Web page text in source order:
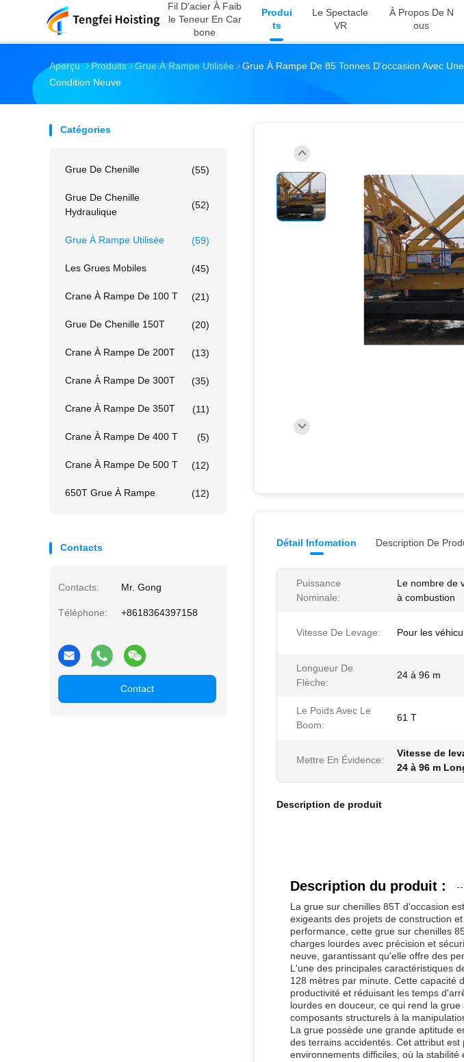
Fil D'acier À Faib
Le Teneur En Car
Bone
Produi
Ts
Le Spectacle
VR
À Propos De N
Ous
Aperçu Produits Grue À Rampe Utilisée
Grue À Rampe De 85 Tonnes D'occasion Avec
Condition Neuve
Catégories
Grue De Chenille (55)
Grue De Chenille
Hydraulique
(52)
Grue À Rampe Utilisée (59)
Les Grues Mobiles (45)
Crane À Rampe De 100 T (21)
Grue De Chenille 150T (20)
Crane À Rampe De 200T (13)
Crane À Rampe De 300T (35)
Crane À Rampe De 350T (11)
Crane À Rampe De 400 T (5)
Crane À Rampe De 500 T (12)
650T Grue À Rampe (12)
Contacts
Contacts: Mr. Gong
Téléphone: +8618364397158
Contact
Détail Infomation Description De
Puissance
Nominale:
Le nombre de
à combustion
Vitesse De Levage: Pour les
Longueur De
Flèche:
24 à 96 m
Le Poids Avec Le
Boom:
61 T
Mettre En Évidence:
Vitesse de
24 à 96 m
Description de produit
Description du produit :
La grue sur chenilles 85T d'occasion
exigeants des projets de construction
performance, cette grue sur chenilles
charges lourdes avec précision et
neuve, garantissant qu'elle offre des
L'une des principales caractéristiques
128 mètres par minute. Cette capacité
productivité et réduisant les temps
lourdes en douceur, ce qui rend la
composants structurels à la
La grue possède une grande aptitude
des terrains accidentés. Cet attribut
environnements difficiles, où la